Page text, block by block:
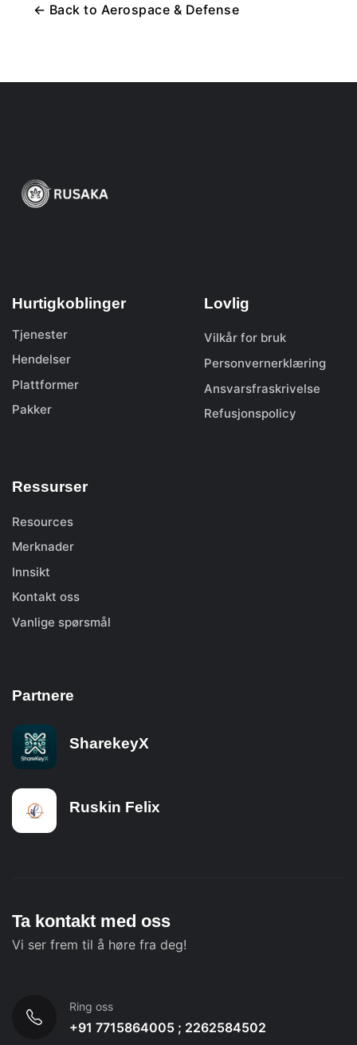
← Back to Aerospace & Defense
Hurtigkoblinger
Tjenester
Hendelser
Plattformer
Pakker
Lovlig
Vilkår for bruk
Personvernerklæring
Ansvarsfraskrivelse
Refusjonspolicy
Ressurser
Resources
Merknader
Innsikt
Kontakt oss
Vanlige spørsmål
Partnere
SharekeyX
Ruskin Felix
Ta kontakt med oss
Vi ser frem til å høre fra deg!
Ring oss
+91 7715864005 ; 2262584502